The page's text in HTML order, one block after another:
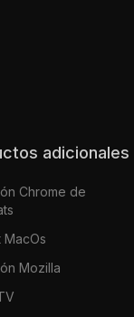
adicionales
Chrome de
Mozilla